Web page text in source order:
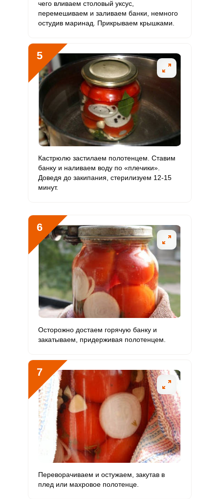
Селен 14.8 мкг 55 мкг
Фтор 233.3 мкг 4000 мкг 0.4 1.9
Цинк 4.6 мг 12 мг 12.7
Бор 2200 мкг 1200 мкг 12.8
Ванадий 40 мкг 20 мкг 14 66.7
Молибден 103 мкг 70 мкг
чего вливаем столовый уксус,
перемешиваем и заливаем банки, немного
остудив маринад. Прикрываем крышками.
5
Кастрюлю застилаем полотенцем. Ставим
банку и наливаем воду по «плечики».
Доведя до закипания, стерилизуем 12-15
минут.
6
Осторожно достаем горячую банку и
закатываем, придерживая полотенцем.
7
Переворачиваем и остужаем, закутав в
плед или махровое полотенце.